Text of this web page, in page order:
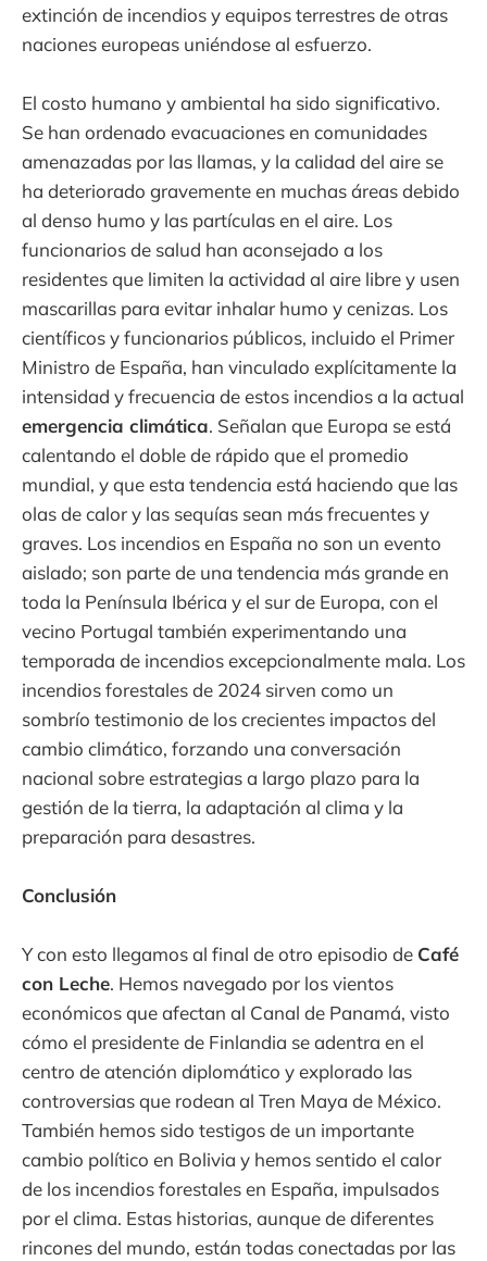
extinción de incendios y equipos terrestres de otras
naciones europeas uniéndose al esfuerzo.
El costo humano y ambiental ha sido significativo.
Se han ordenado evacuaciones en comunidades
amenazadas por las llamas, y la calidad del aire se
ha deteriorado gravemente en muchas áreas debido
al denso humo y las partículas en el aire. Los
funcionarios de salud han aconsejado a los
residentes que limiten la actividad al aire libre y usen
mascarillas para evitar inhalar humo y cenizas. Los
científicos y funcionarios públicos, incluido el Primer
Ministro de España, han vinculado explícitamente la
intensidad y frecuencia de estos incendios a la actual
emergencia climática. Señalan que Europa se está
calentando el doble de rápido que el promedio
mundial, y que esta tendencia está haciendo que las
olas de calor y las sequías sean más frecuentes y
graves. Los incendios en España no son un evento
aislado; son parte de una tendencia más grande en
toda la Península Ibérica y el sur de Europa, con el
vecino Portugal también experimentando una
temporada de incendios excepcionalmente mala. Los
incendios forestales de 2024 sirven como un
sombrío testimonio de los crecientes impactos del
cambio climático, forzando una conversación
nacional sobre estrategias a largo plazo para la
gestión de la tierra, la adaptación al clima y la
preparación para desastres.
Conclusión
Y con esto llegamos al final de otro episodio de Café
con Leche. Hemos navegado por los vientos
económicos que afectan al Canal de Panamá, visto
cómo el presidente de Finlandia se adentra en el
centro de atención diplomático y explorado las
controversias que rodean al Tren Maya de México.
También hemos sido testigos de un importante
cambio político en Bolivia y hemos sentido el calor
de los incendios forestales en España, impulsados
por el clima. Estas historias, aunque de diferentes
rincones del mundo, están todas conectadas por las